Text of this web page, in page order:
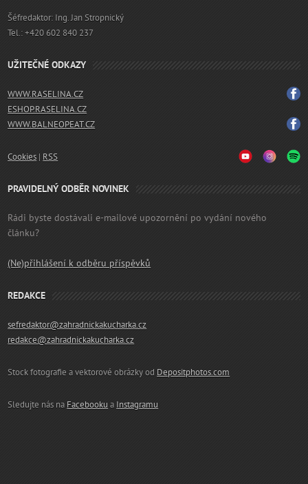
Šéfredaktor: Ing. Jan Stropnický
Tel.: +420 602 840 237
UŽITEČNÉ ODKAZY
WWW.RASELINA.CZ
ESHOP.RASELINA.CZ
WWW.BALNEOPEAT.CZ
Cookies | RSS
PRAVIDELNÝ ODBĚR NOVINEK
Rádi byste dostávali e-mailové upozornění po vydání nového
článku?
(Ne)přihlášení k odběru příspěvků
REDAKCE
sefredaktor@zahradnickakucharka.cz
redakce@zahradnickakucharka.cz
Stock fotografie a vektorové obrázky od Depositphotos.com
Sledujte nás na Facebooku a Instagramu